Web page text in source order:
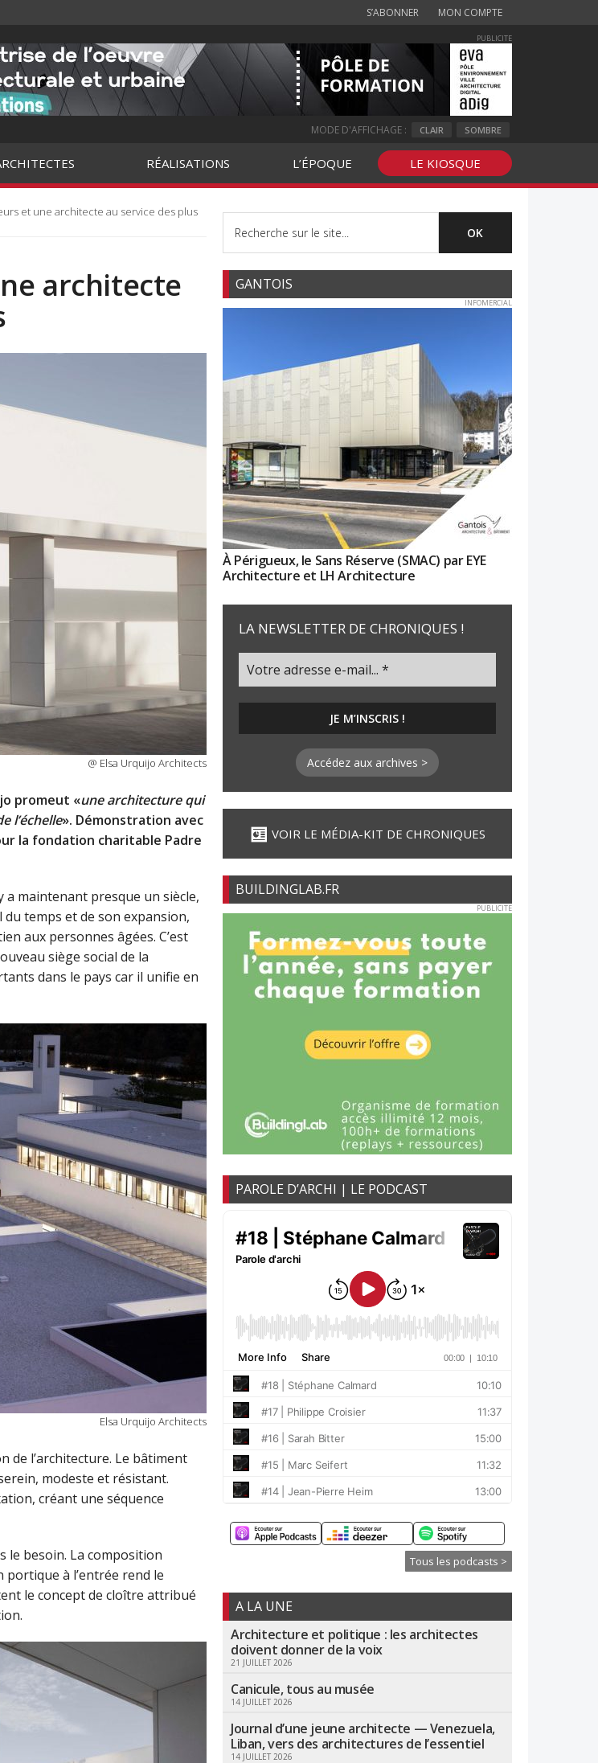
S’ABONNER MON COMPTE
PUBLICITE
MODE D'AFFICHAGE : CLAIR SOMBRE
RÉALISATIONS L’ÉPOQUE LE KIOSQUE
et une architecte au service des plus
architecte
@ Elsa Urquijo Architects
promeut «une architecture qui
l’échelle». Démonstration avec
la fondation charitable Padre
a maintenant presque un siècle,
temps et de son expansion,
aux personnes âgées. C’est
siège social de la
dans le pays car il unifie en
Elsa Urquijo Architects
de l’architecture. Le bâtiment
modeste et résistant.
créant une séquence
le besoin. La composition
portique à l’entrée rend le
le concept de cloître attribué
GANTOIS
INFOMERCIAL
À Périgueux, le Sans Réserve (SMAC) par EYE
Architecture et LH Architecture
LA NEWSLETTER DE CHRONIQUES !
Accédez aux archives >
VOIR LE MÉDIA-KIT DE CHRONIQUES
BUILDINGLAB.FR
PUBLICITE
PAROLE D’ARCHI | LE PODCAST
Tous les podcasts >
A LA UNE
Architecture et politique : les architectes
doivent donner de la voix
21 JUILLET 2026
Canicule, tous au musée
14 JUILLET 2026
Journal d’une jeune architecte — Venezuela,
Liban, vers des architectures de l’essentiel
14 JUILLET 2026